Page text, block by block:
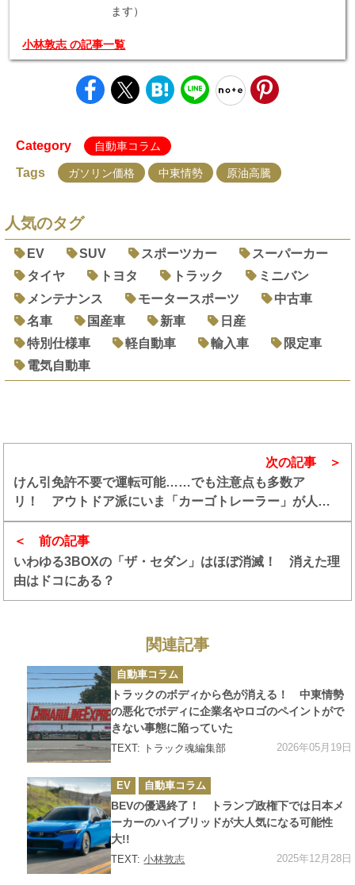
ます）
小林敦志 の記事一覧
Category 自動車コラム
Tags ガソリン価格 中東情勢 原油高騰
人気のタグ
EV SUV スポーツカー
スーパーカー
タイヤ
トヨタ トラック
ミニバン
メンテナンス
モータースポーツ
中古車
名車
国産車 新車
日産
特別仕様車
軽自動車 輸入車
限定車
電気自動車
前の記事
いわゆる3BOXの「ザ・セダン」はほぼ消滅！ 消えた理
由はドコにある？
次の記事
けん引免許不要で運転可能……でも注意点も多数ア
リ！ アウトドア派にいま「カーゴトレーラー」が人気
だった
関連記事
カ
テ
ゴ
リ
ー
自動車コラム
トラックのボディから色が消える！ 中東情勢
の悪化でボディに企業名やロゴのペイントがで
きない事態に陥っていた
TEXT: トラック魂編集部 2026年05月19日
カ
テ
ゴ
リ
ー
EV 自動車コラム
BEVの優遇終了！ トランプ政権下では日本メ
ーカーのハイブリッドが大人気になる可能性
大!!
TEXT:小林敦志 2025年12月28日